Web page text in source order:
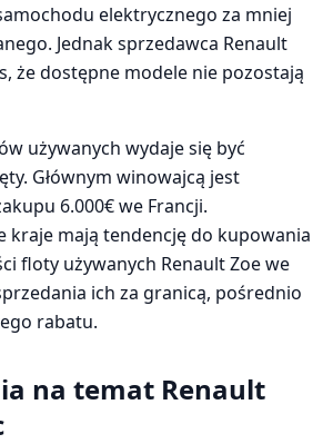
elektrycznego za mniej
Jednak sprzedawca Renault
że dostępne modele nie pozostają
używanych wydaje się być
Głównym winowajcą jest
6.000€ we Francji.
kraje mają tendencję do kupowania
floty używanych Renault Zoe we
ich za granicą, pośrednio
rabatu.
na temat Renault